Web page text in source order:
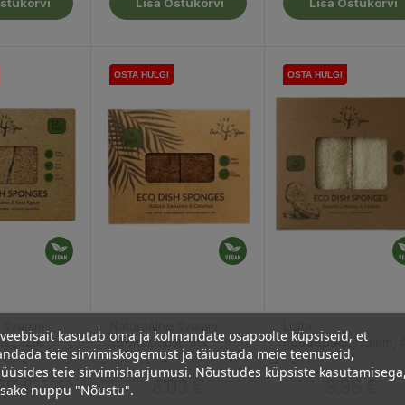
Lisa Ostukorvi Lisa Ostukorvi
12tk
Hind
€
OSTA HULGI
OSTA HULGI
OSTA HULGI
OSTA HULGI
kookoskiust, 6tk
Hind
OSTA HULGI
OSTA HULGI
OSTA HULGI
OSTA HULGI
nõudepesušvamm,
Hind
kasutab oma ja kolmandate osapoolte küpsiseid, et
teie sirvimiskogemust ja täiustada meie teenuseid,
teie sirvimisharjumusi. Nõustudes küpsiste kasutamisega,
nuppu "Nõustu".